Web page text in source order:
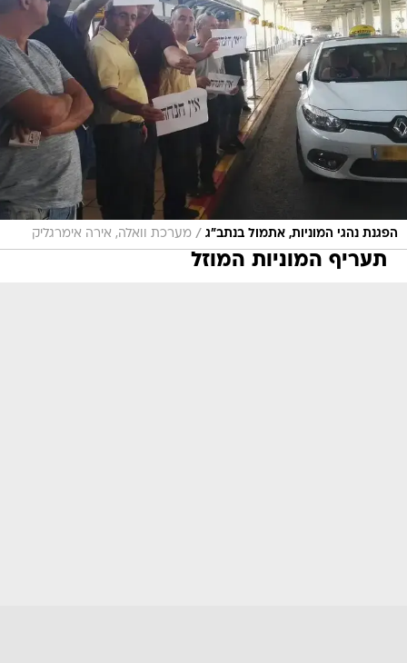
הפגנת נהגי המוניות, אתמול בנתב"ג / מערכת וואלה, אירה אימרגליק
תעריף המוניות המוזל